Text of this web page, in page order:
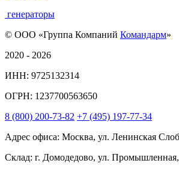
генераторы
© ООО «Группа Компаний Командарм»
2020 - 2026
ИНН: 9725132314
ОГРН: 1237700563650
8 (800) 200-73-82 +7 (495) 197-77-34
Адрес офиса: Москва, ул. Ленинская
Склад: г. Домодедово, ул.